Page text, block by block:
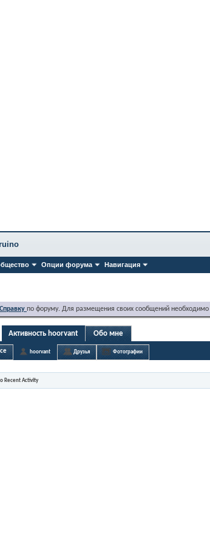
Опции форума Навигация
Справку по форуму. Для размещения своих сообщений необходимо
Активность hoorvant Обо мне
hoorvant Друзья Фотографии
Recent Activity